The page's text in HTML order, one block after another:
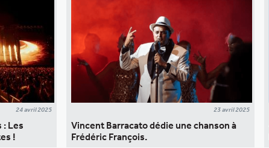
24 avril 2025
: Les
!
23 avril 2025
Vincent Barracato dédie une chanson à
Frédéric François.